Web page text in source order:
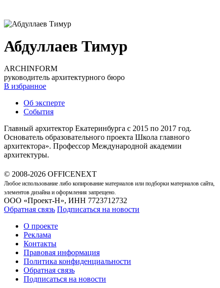
Абдуллаев Тимур
ARCHINFORM
руководитель архитектурного бюро
В избранное
Об эксперте
События
Главный архитектор Екатеринбурга с 2015 по 2017 год.
Основатель образовательного проекта Школа главного
архитектора». Профессор Международной академии
архитектуры.
© 2008-2026 OFFICENEXT
Любое использование либо копирование материалов или подборки материалов сайта,
элементов дизайна и оформления запрещено.
ООО «Проект-Н», ИНН 7723712732
Обратная связь Подписаться на новости
О проекте
Реклама
Контакты
Правовая информация
Политика конфиденциальности
Обратная связь
Подписаться на новости